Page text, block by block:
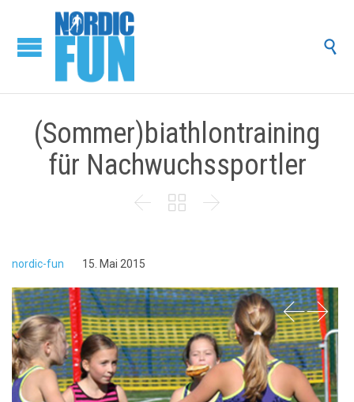

(Sommer)biathlontraining
für Nachwuchssportler
  
nordic-fun 15. Mai 2015